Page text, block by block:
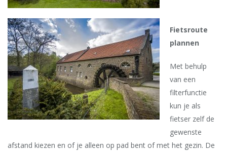
Fietsroute
plannen
Met behulp
van een
filterfunctie
kun je als
fietser zelf de
gewenste
afstand kiezen en of je alleen op pad bent of met het gezin. De